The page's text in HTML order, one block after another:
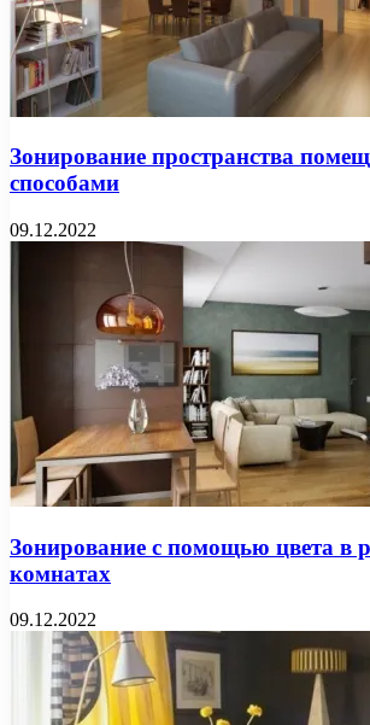
Зонирование пространства
способами
09.12.2022
Зонирование с помощью цвета в
комнатах
09.12.2022